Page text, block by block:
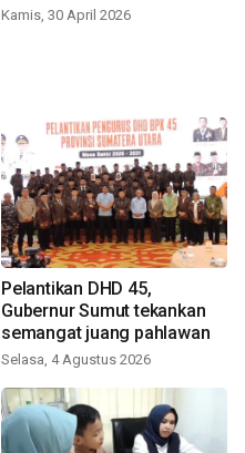
Kamis, 30 April 2026
Pelantikan DHD 45,
Gubernur Sumut tekankan
semangat juang pahlawan
Selasa, 4 Agustus 2026